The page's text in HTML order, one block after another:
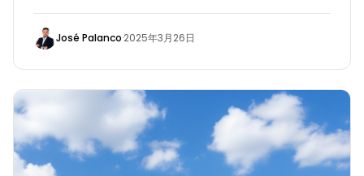
ンでより多くの企業を支援できるようになります。
José Palanco·2025年3月26日